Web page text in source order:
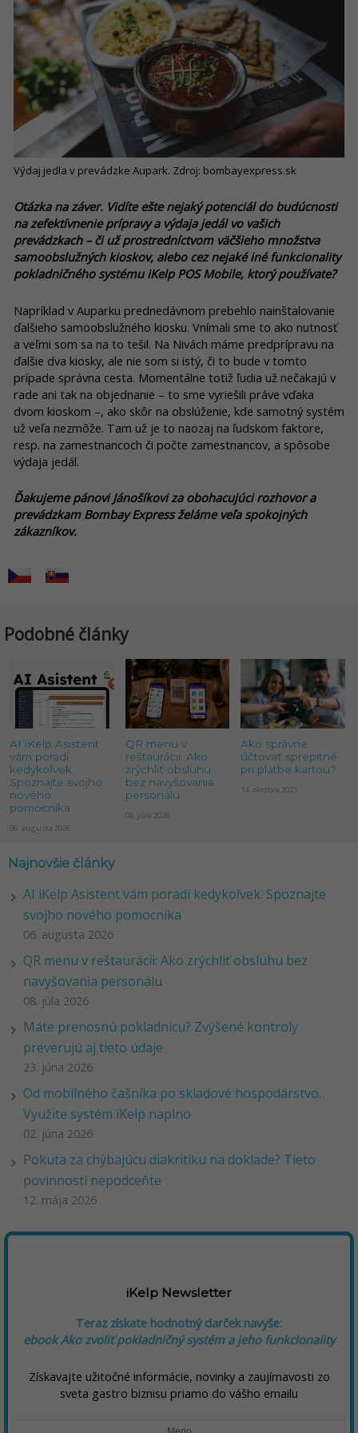
Výdaj jedla v prevádzke Aupark. Zdroj: bombayexpress.sk
Otázka na záver. Vidíte ešte nejaký potenciál do budúcnosti
na zefektívnenie prípravy a výdaja jedál vo vašich
prevádzkach – či už prostredníctvom väčšieho množstva
samoobslužných kioskov, alebo cez nejaké iné funkcionality
pokladničného systému iKelp POS Mobile, ktorý používate?
Napríklad v Auparku prednedávnom prebehlo nainštalovanie
ďalšieho samoobslužného kiosku. Vnímali sme to ako nutnosť
a veľmi som sa na to tešil. Na Nivách máme predprípravu na
ďalšie dva kiosky, ale nie som si istý, či to bude v tomto
prípade správna cesta. Momentálne totiž ľudia už nečakajú v
rade ani tak na objednanie – to sme vyriešili práve vďaka
dvom kioskom –, ako skôr na obslúženie, kde samotný systém
už veľa nezmôže. Tam už je to naozaj na ľudskom faktore,
resp. na zamestnancoch či počte zamestnancov, a spôsobe
výdaja jedál.
Ďakujeme pánovi Jánošíkovi za obohacujúci rozhovor a
prevádzkam Bombay Express želáme veľa spokojných
zákazníkov.
Podobné články
AI iKelp Asistent
vám poradí
kedykoľvek.
Spoznajte svojho
nového
pomocníka
06. augusta 2026
QR menu v
reštaurácii: Ako
zrýchliť obsluhu
bez navyšovania
personálu
08. júla 2026
Ako správne
účtovať sprepitné
pri platbe kartou?
14. októbra 2021
Najnovšie články
AI iKelp Asistent vám poradí kedykoľvek. Spoznajte
svojho nového pomocníka
06. augusta 2026
QR menu v reštaurácii: Ako zrýchliť obsluhu bez
navyšovania personálu
08. júla 2026
Máte prenosnú pokladnicu? Zvýšené kontroly
preverujú aj tieto údaje
23. júna 2026
Od mobilného čašníka po skladové hospodárstvo.
Využite systém iKelp naplno
02. júna 2026
Pokuta za chýbajúcu diakritiku na doklade? Tieto
povinnosti nepodceňte
12. mája 2026
iKelp Newsletter
Teraz získate hodnotný darček navyše:
ebook Ako zvoliť pokladničný systém a jeho funkcionality
Získavajte užitočné informácie, novinky a zaujímavosti zo
sveta gastro biznisu priamo do vášho emailu